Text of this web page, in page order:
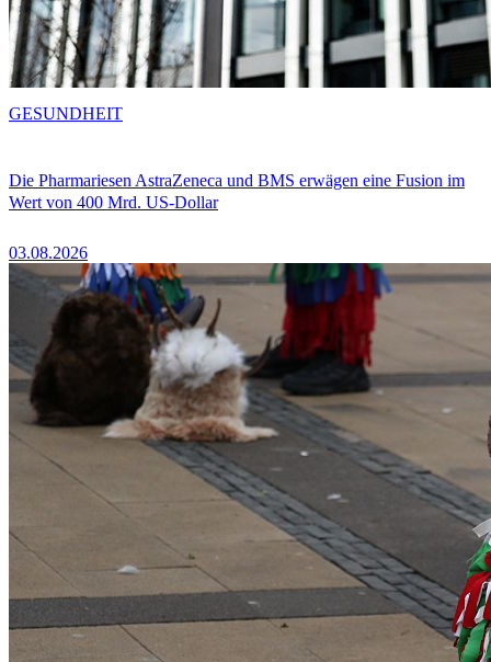
Die Pharmariesen AstraZeneca und BMS erwägen eine Fusion im
Wert von 400 Mrd. US-Dollar
03.08.2026
GESUNDHEIT